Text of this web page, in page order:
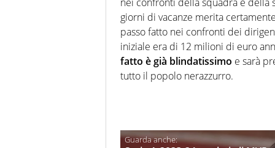
giorni di vacanze merita
passo fatto nei confronti dei
iniziale era di 12 milioni di euro
fatto è già blindatissimo e sarà
tutto il popolo nerazzurro.